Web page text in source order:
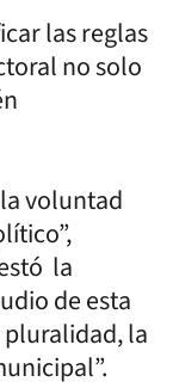
las reglas
no solo
voluntad
la
de esta
la